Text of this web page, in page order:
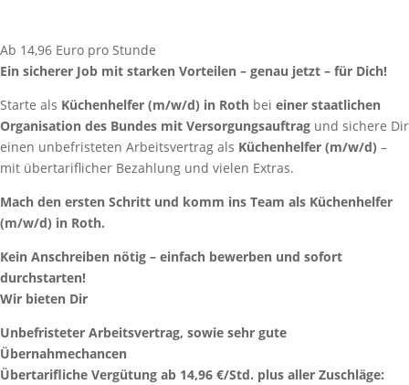
Ab 14,96 Euro pro Stunde
Ein sicherer Job mit starken Vorteilen – genau jetzt – für Dich!
Starte als Küchenhelfer (m/w/d) in Roth bei einer staatlichen
Organisation des Bundes mit Versorgungsauftrag und sichere Dir
einen unbefristeten Arbeitsvertrag als Küchenhelfer (m/w/d) –
mit übertariflicher Bezahlung und vielen Extras.
Mach den ersten Schritt und komm ins Team als Küchenhelfer
(m/w/d) in Roth.
Kein Anschreiben nötig – einfach bewerben und sofort
durchstarten!
Wir bieten Dir
Unbefristeter Arbeitsvertrag, sowie sehr gute
Übernahmechancen
Übertarifliche Vergütung ab 14,96 €/Std. plus aller Zuschläge: